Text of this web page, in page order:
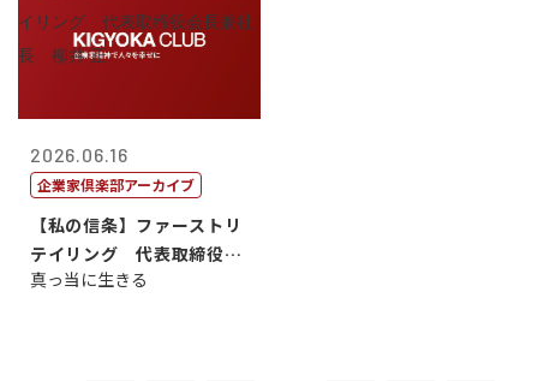
2026.06.16
企業家倶楽部アーカイブ
【私の信条】ファーストリ
テイリング 代表取締役会
長兼社長 柳...
真っ当に生きる